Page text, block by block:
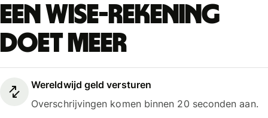
Een Wise-rekening
doet meer
Wereldwijd geld versturen
Overschrijvingen komen binnen 20 seconden aan.